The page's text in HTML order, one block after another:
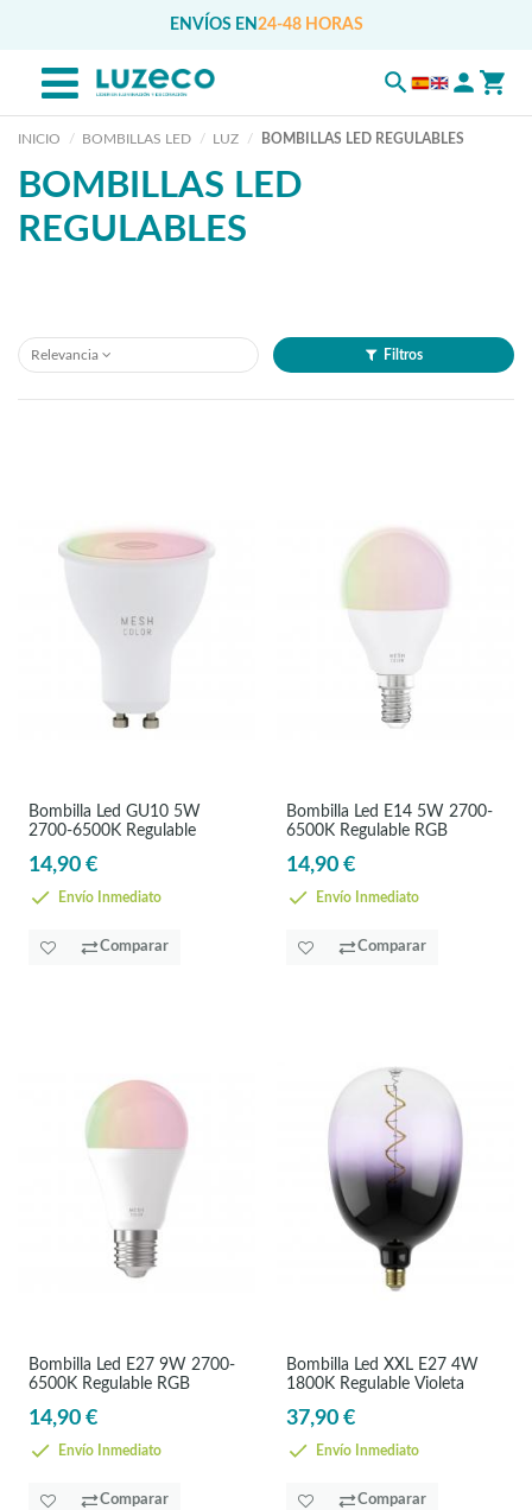
ENVÍOS EN 24-48 HORAS
INICIO BOMBILLAS LED LUZ BOMBILLAS LED REGULABLES
BOMBILLAS LED
REGULABLES
Relevancia Filtros
Bombilla Led GU10 5W
2700-6500K Regulable
14,90 €
Envío Inmediato
Comparar
Bombilla Led E14 5W 2700-
6500K Regulable RGB
14,90 €
Envío Inmediato
Comparar
Bombilla Led E27 9W 2700-
6500K Regulable RGB
14,90 €
Envío Inmediato
Comparar
Bombilla Led XXL E27 4W
1800K Regulable Violeta
37,90 €
Envío Inmediato
Comparar